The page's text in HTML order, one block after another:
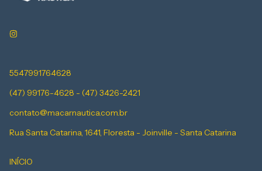
5547991764628
(47) 99176-4628 - (47) 3426-2421
contato@macarnautica.com.br
Rua Santa Catarina, 1641, Floresta - Joinville - Santa Catarina
INÍCIO